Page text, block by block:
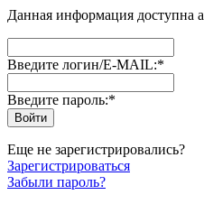
Данная информация доступна
Введите логин/E-MAIL:*
Введите пароль:*
Еще не зарегистрировались?
Зарегистрироваться
Забыли пароль?